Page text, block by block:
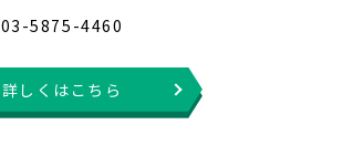
03-5875-4460
詳しくはこちら